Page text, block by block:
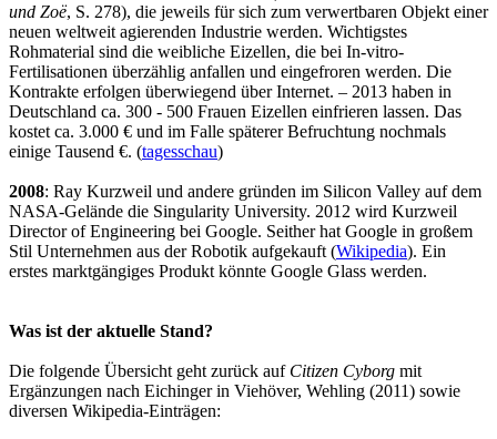
und Zoë, S. 278), die jeweils für sich zum verwertbaren Objekt einer
neuen weltweit agierenden Industrie werden. Wichtigstes
Rohmaterial sind die weibliche Eizellen, die bei In-vitro-
Fertilisationen überzählig anfallen und eingefroren werden. Die
Kontrakte erfolgen überwiegend über Internet. – 2013 haben in
Deutschland ca. 300 - 500 Frauen Eizellen einfrieren lassen. Das
kostet ca. 3.000 € und im Falle späterer Befruchtung nochmals
einige Tausend €. (tagesschau)
2008: Ray Kurzweil und andere gründen im Silicon Valley auf dem
NASA-Gelände die Singularity University. 2012 wird Kurzweil
Director of Engineering bei Google. Seither hat Google in großem
Stil Unternehmen aus der Robotik aufgekauft (Wikipedia). Ein
erstes marktgängiges Produkt könnte Google Glass werden.
Was ist der aktuelle Stand?
Die folgende Übersicht geht zurück auf Citizen Cyborg mit
Ergänzungen nach Eichinger in Viehöver, Wehling (2011) sowie
diversen Wikipedia-Einträgen: